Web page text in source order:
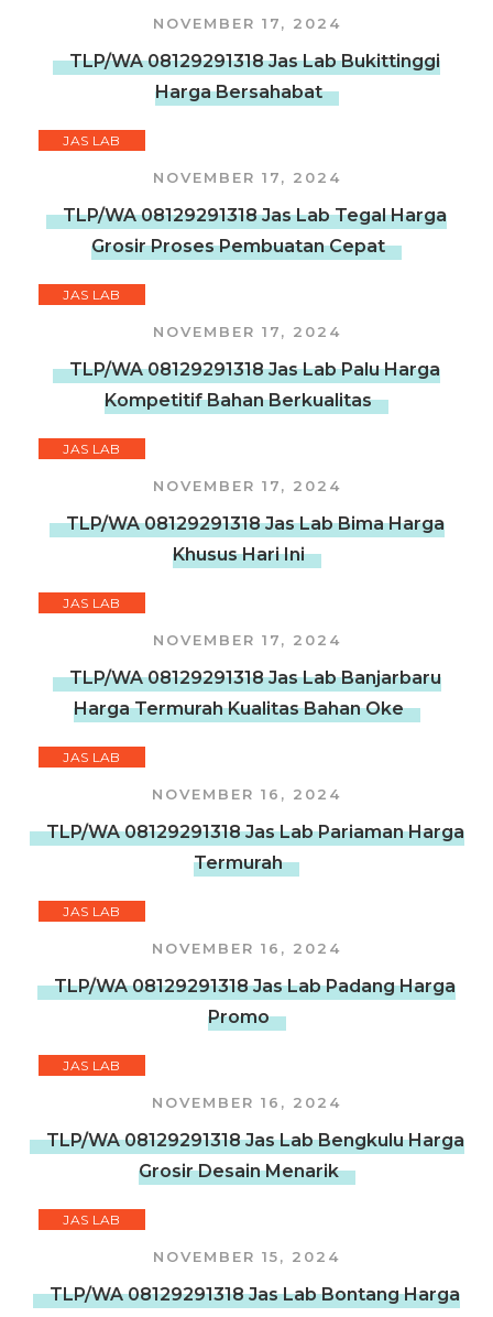
NOVEMBER 17, 2024
TLP/WA 08129291318 Jas Lab Bukittinggi
Harga Bersahabat
JAS LAB
NOVEMBER 17, 2024
TLP/WA 08129291318 Jas Lab Tegal Harga
Grosir Proses Pembuatan Cepat
JAS LAB
NOVEMBER 17, 2024
TLP/WA 08129291318 Jas Lab Palu Harga
Kompetitif Bahan Berkualitas
JAS LAB
NOVEMBER 17, 2024
TLP/WA 08129291318 Jas Lab Bima Harga
Khusus Hari Ini
JAS LAB
NOVEMBER 17, 2024
TLP/WA 08129291318 Jas Lab Banjarbaru
Harga Termurah Kualitas Bahan Oke
JAS LAB
NOVEMBER 16, 2024
TLP/WA 08129291318 Jas Lab Pariaman Harga
Termurah
JAS LAB
NOVEMBER 16, 2024
TLP/WA 08129291318 Jas Lab Padang Harga
Promo
JAS LAB
NOVEMBER 16, 2024
TLP/WA 08129291318 Jas Lab Bengkulu Harga
Grosir Desain Menarik
JAS LAB
NOVEMBER 15, 2024
TLP/WA 08129291318 Jas Lab Bontang Harga